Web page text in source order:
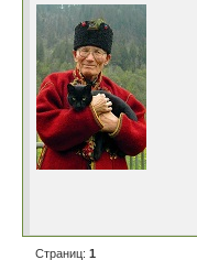
Страниц: 1